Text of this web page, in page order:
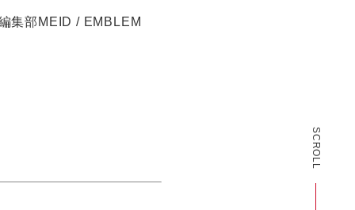
SCROLL
集部MEID / EMBLEM